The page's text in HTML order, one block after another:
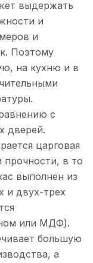
выдержать
и
и
Поэтому
на кухню и в
с
дверей.
царговая
прочности, в то
выполнен из
и двух-трех
или МДФ).
большую
а